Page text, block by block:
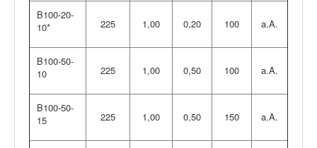
B100-20-
10*
225 1,00 0,20 100 a.A.
B100-50-
10
225 1,00 0,50 100 a.A.
B100-50-
15
225 1,00 0,50 150 a.A.